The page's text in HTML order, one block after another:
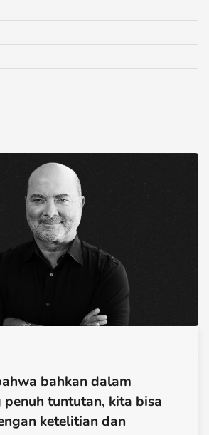
bahkan dalam
tuntutan, kita bisa
ketelitian dan